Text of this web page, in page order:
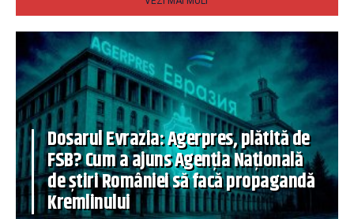
Dosarul Evrazia: Agerpres, plătită de
FSB? Cum a ajuns Agenția Națională
de știri României să facă propagandă
Kremlinului